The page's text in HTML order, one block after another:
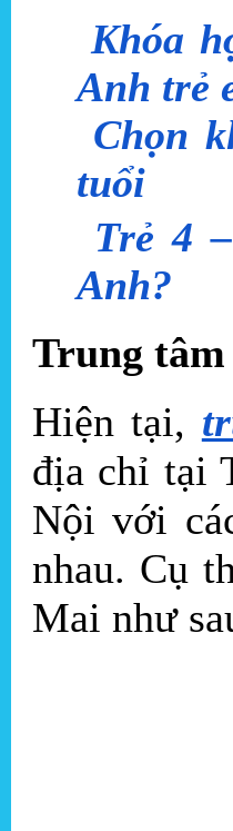
Khóa
Anh trẻ
Chọn
tuổi
Trẻ 4
Anh?
Trung
Hiện tại,
địa chỉ tại
Nội với
nhau. Cụ
Mai như